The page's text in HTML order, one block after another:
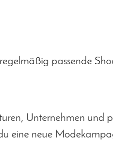
passende
Unternehmen und
eine neue